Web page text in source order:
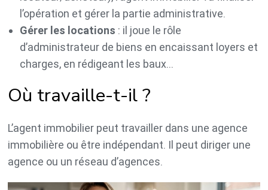
l’opération et gérer la partie administrative.
Gérer les locations : il joue le rôle
d’administrateur de biens en encaissant loyers et
charges, en rédigeant les baux…
Où travaille-t-il ?
L’agent immobilier peut travailler dans une agence
immobilière ou être indépendant. Il peut diriger une
agence ou un réseau d’agences.